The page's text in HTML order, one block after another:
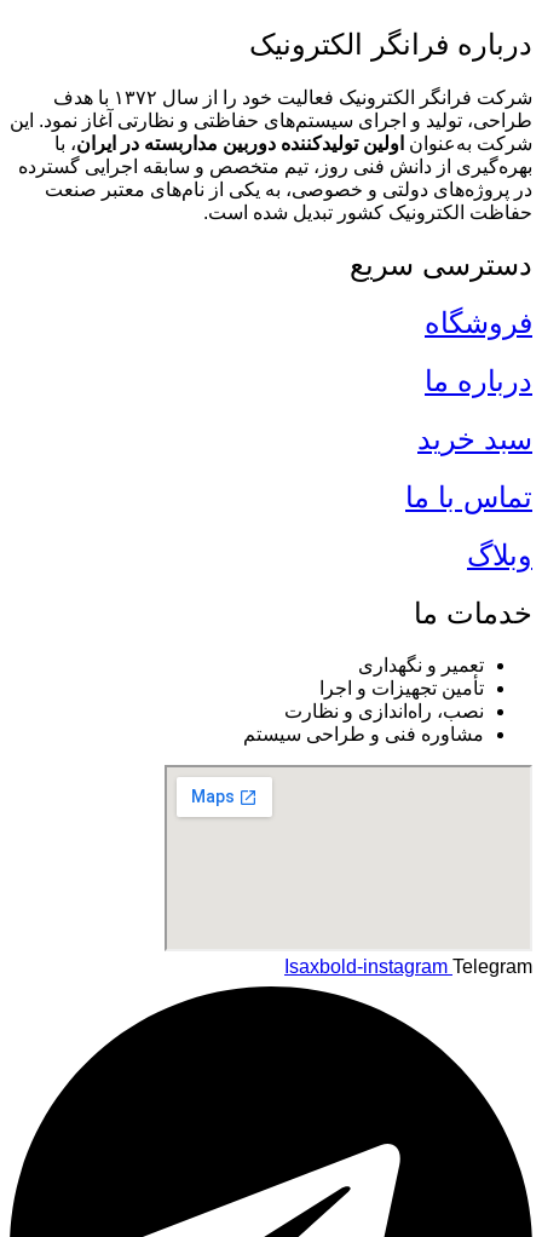
درباره فرانگر الکترونیک
شرکت فرانگر الکترونیک فعالیت خود را از سال ۱۳۷۲ با هدف
طراحی، تولید و اجرای سیستم‌های حفاظتی و نظارتی آغاز نمود. این
شرکت به‌عنوان اولین تولیدکننده دوربین مداربسته در ایران، با
بهره‌گیری از دانش فنی روز، تیم متخصص و سابقه اجرایی گسترده
در پروژه‌های دولتی و خصوصی، به یکی از نام‌های معتبر صنعت
حفاظت الکترونیک کشور تبدیل شده است.
دسترسی سریع
فروشگاه
درباره ما
سبد خرید
تماس با ما
وبلاگ
خدمات ما
تعمیر و نگهداری
تأمین تجهیزات و اجرا
نصب، راه‌اندازی و نظارت
مشاوره فنی و طراحی سیستم
Isaxbold-instagram Telegram